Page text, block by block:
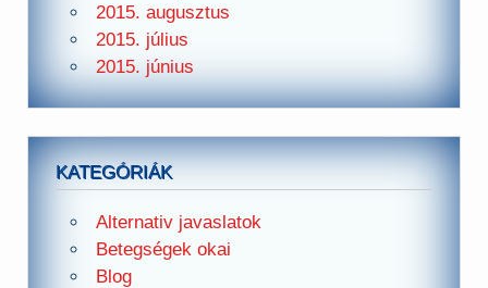
2015. augusztus
2015. július
2015. június
KATEGÓRIÁK
Alternativ javaslatok
Betegségek okai
Blog